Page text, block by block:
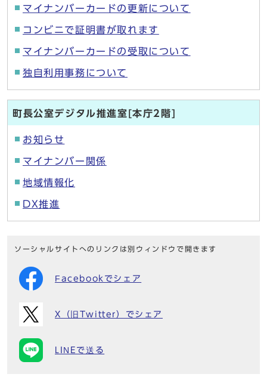
マイナンバーカードの更新について
コンビニで証明書が取れます
マイナンバーカードの受取について
独自利用事務について
町長公室デジタル推進室[本庁2階]
お知らせ
マイナンバー関係
地域情報化
DX推進
ソーシャルサイトへのリンクは別ウィンドウで開きます
Facebookでシェア
X（旧Twitter）でシェア
LINEで送る